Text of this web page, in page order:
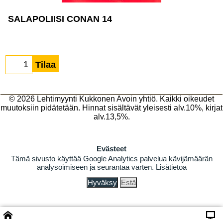
SALAPOLIISI CONAN 14
Tilaa
© 2026 Lehtimyynti Kukkonen Avoin yhtiö. Kaikki oikeudet
muutoksiin pidätetään. Hinnat sisältävät yleisesti alv.10%, kirjat
alv.13,5%.
Evästeet
Tämä sivusto käyttää Google Analytics palvelua kävijämäärän
analysoimiseen ja seurantaa varten. Lisätietoa
Hyväksy Estä